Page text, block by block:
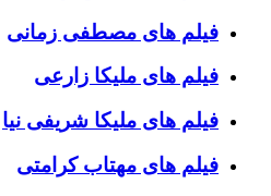
فیلم های مصطفی زمانی
فیلم های ملیکا زارعی
فیلم های ملیکا شریفی نیا
فیلم های مهتاب کرامتی